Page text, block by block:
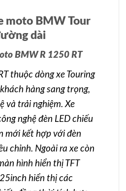
moto BMW Tour
dài
BMW R 1250 RT
thuộc dòng xe Touring
hàng sang trọng,
và trải nghiệm. Xe
nghệ đèn LED chiếu
mới kết hợp với đèn
chỉnh. Ngoài ra xe còn
hình hiển thị TFT
hiển thị các